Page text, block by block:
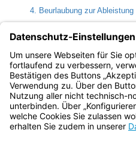
4. Beurlaubung zur
6. Ausübung ehrenamtlicher
7. Geltung der Vorschriften für
für Arbeitnehmerinnen und
Bayern.de
BayernPortal